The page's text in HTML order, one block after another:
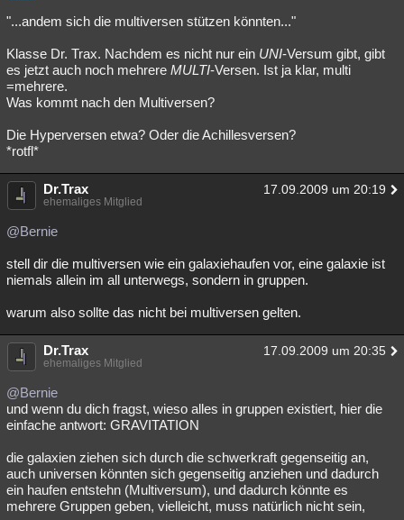
"...andem sich die multiversen stützen könnten..."
Klasse Dr. Trax. Nachdem es nicht nur ein UNI-Versum gibt, gibt
es jetzt auch noch mehrere MULTI-Versen. Ist ja klar, multi
=mehrere.
Was kommt nach den Multiversen?
Die Hyperversen etwa? Oder die Achillesversen?
*rotfl*
Dr.Trax 17.09.2009 um 20:19
ehemaliges Mitglied
@Bernie
stell dir die multiversen wie ein galaxiehaufen vor, eine galaxie ist
niemals allein im all unterwegs, sondern in gruppen.
warum also sollte das nicht bei multiversen gelten.
Dr.Trax 17.09.2009 um 20:35
ehemaliges Mitglied
@Bernie
und wenn du dich fragst, wieso alles in gruppen existiert, hier die
einfache antwort: GRAVITATION
die galaxien ziehen sich durch die schwerkraft gegenseitig an,
auch universen könnten sich gegenseitig anziehen und dadurch
ein haufen entstehn (Multiversum), und dadurch könnte es
mehrere Gruppen geben, vielleicht, muss natürlich nicht sein,